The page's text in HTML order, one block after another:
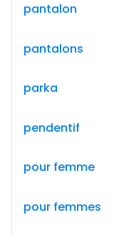
pantalon
pantalons
parka
pendentif
pour femme
pour femmes